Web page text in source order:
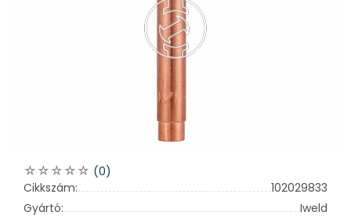
(0)
Cikkszám:
102029833
Gyártó:
Iweld